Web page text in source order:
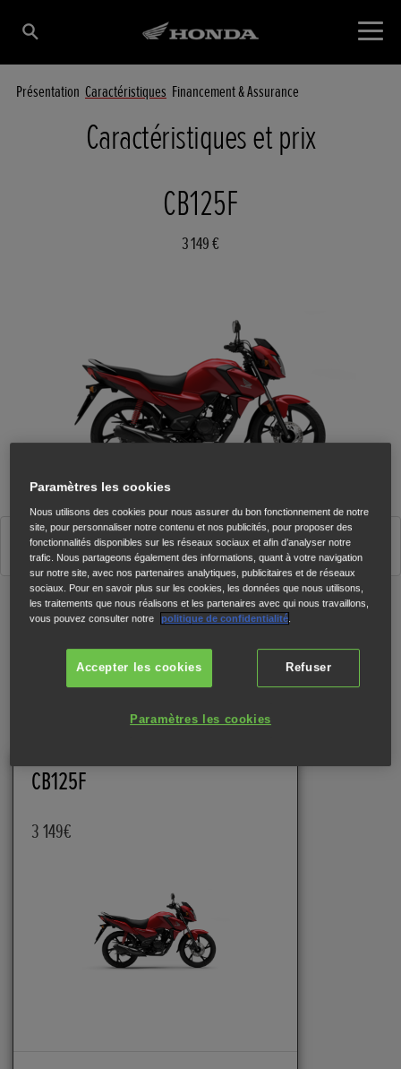
Présentation Caractéristiques Financement & Assurance
Caractéristiques et prix
CB125F
3 149 €
Rouge (R-355)
Caractéristiques
CB125F
3 149€
Paramètres les cookies
Nous utilisons des cookies pour nous assurer du bon fonctionnement de notre
site, pour personnaliser notre contenu et nos publicités, pour proposer des
fonctionnalités disponibles sur les réseaux sociaux et afin d’analyser notre
trafic. Nous partageons également des informations, quant à votre navigation
sur notre site, avec nos partenaires analytiques, publicitaires et de réseaux
sociaux. Pour en savoir plus sur les cookies, les données que nous utilisons,
les traitements que nous réalisons et les partenaires avec qui nous travaillons,
vous pouvez consulter notre
politique de confidentialité
Refuser
Accepter les cookies
Paramètres les cookies